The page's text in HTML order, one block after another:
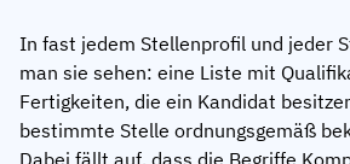
Mitarbeiter
Mitarbeiterprofile
Alle Branchen anzeigen
Nach Rollen
Base Logistics
Lebensmittelproduktion
Support
Customer Success
In fast jedem Stellenprofil und jeder
man sie sehen: eine Liste mit
Fertigkeiten, die ein Kandidat
bestimmte Stelle ordnungsgemäß
Dabei fällt auf, dass die Begriffe